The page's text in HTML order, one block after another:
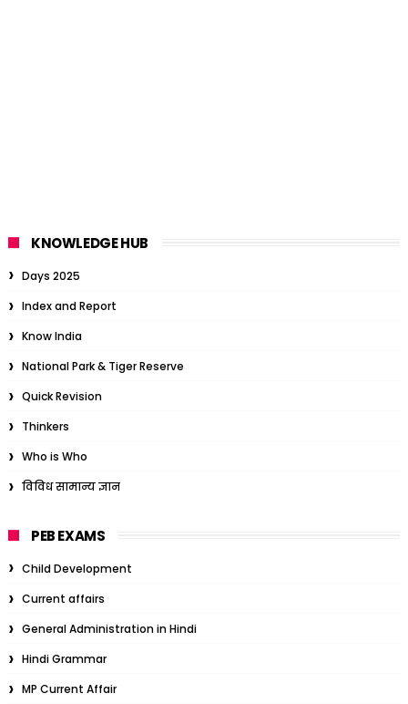
KNOWLEDGE HUB
Days 2025
Index and Report
Know India
National Park & Tiger Reserve
Quick Revision
Thinkers
Who is Who
विविध सामान्य ज्ञान
PEB EXAMS
Child Development
Current affairs
General Administration in Hindi
Hindi Grammar
MP Current Affair